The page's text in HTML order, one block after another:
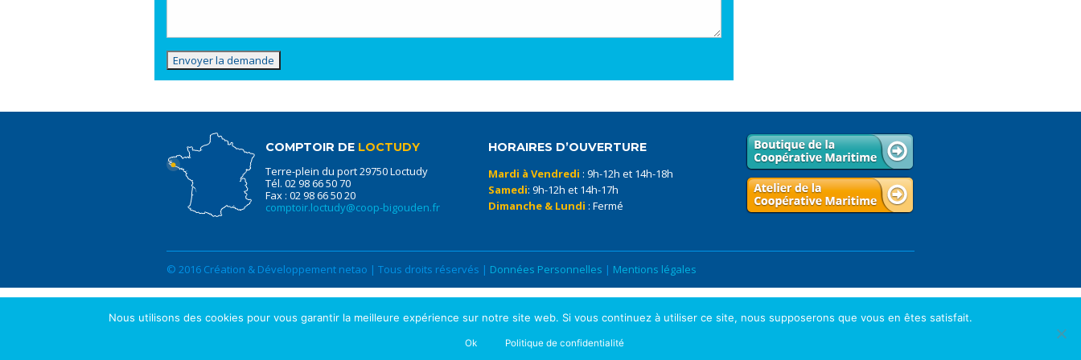
COMPTOIR DE LOCTUDY
Terre-plein du port 29750 Loctudy
Tél. 02 98 66 50 70
Fax : 02 98 66 50 20
comptoir.loctudy@coop-bigouden.fr
HORAIRES D’OUVERTURE
Mardi à Vendredi : 9h-12h et 14h-18h
Samedi: 9h-12h et 14h-17h
Dimanche & Lundi : Fermé
© 2016 Création & Développement netao | Tous droits réservés | Données Personnelles | Mentions légales
Nous utilisons des cookies pour vous garantir la meilleure expérience sur notre site web. Si vous continuez à utiliser ce site, nous supposerons que vous en êtes satisfait.
Ok Politique de confidentialité